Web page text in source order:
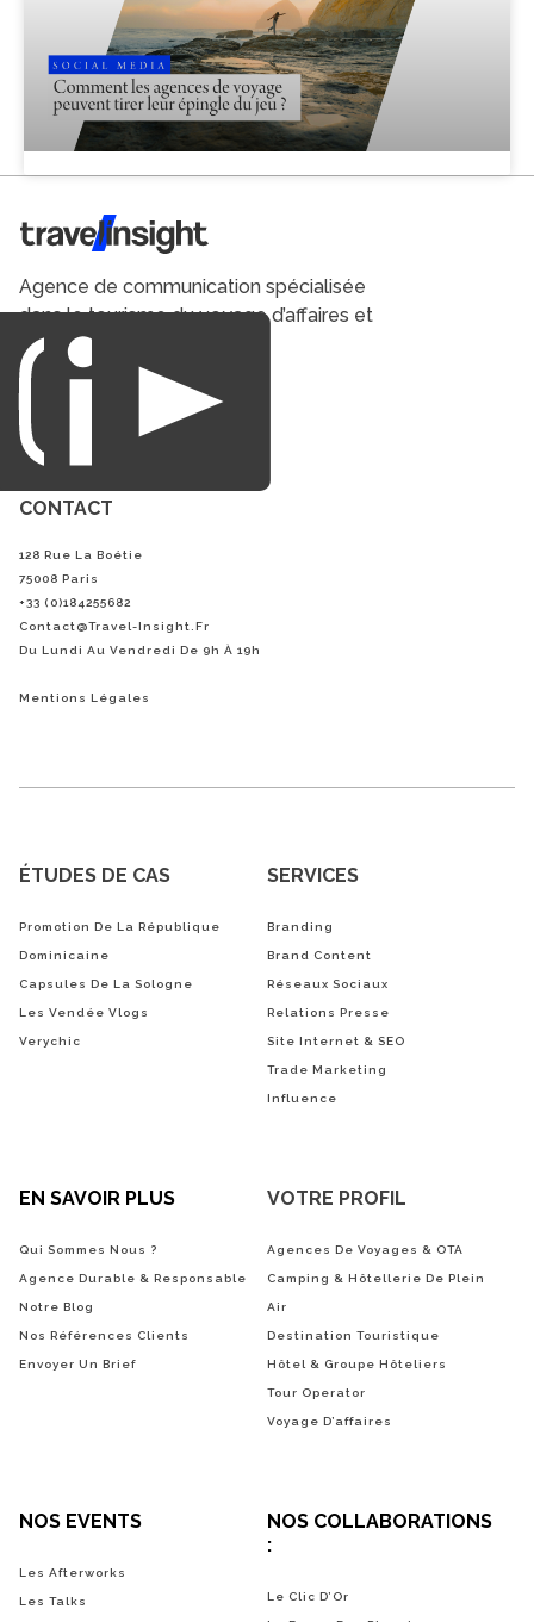
Travel Insight
Agence de communication spécialisée
dans le tourisme du voyage d’affaires et
du loisirs.
CONTACT
128 Rue La Boétie
75008 Paris
+33 (0)184255682
Contact@Travel-Insight.fr
Du Lundi Au Vendredi De 9h À 19h
Mentions Légales
ÉTUDES DE CAS
Promotion De La République
Dominicaine
Capsules De La Sologne
Les Vendée Vlogs
Verychic
SERVICES
Branding
Brand Content
Réseaux Sociaux
Relations Presse
Site Internet & SEO
Trade Marketing
Influence
EN SAVOIR PLUS
Qui Sommes Nous ?
Agence Durable & Responsable
Notre Blog
Nos Références Clients
Envoyer Un Brief
VOTRE PROFIL
Agences De Voyages & OTA
Camping & Hôtellerie De Plein
Air
Destination Touristique
Hôtel & Groupe Hôteliers
Tour Operator
Voyage D’affaires
NOS EVENTS
Les Afterworks
Les Talks
NOS COLLABORATIONS
:
Le Clic D’Or